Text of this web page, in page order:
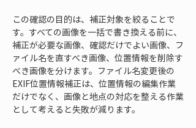
この確認の目的は、補正対象を絞ることで
す。すべての画像を一括で書き換える前に、
補正が必要な画像、確認だけでよい画像、フ
ァイル名を直すべき画像、位置情報を削除す
べき画像を分けます。ファイル名変更後の
EXIF位置情報補正は、位置情報の編集作業
だけでなく、画像と地点の対応を整える作業
として考えると失敗が減ります。